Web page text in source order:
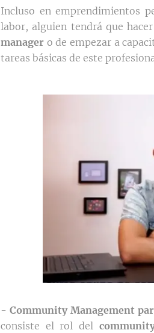
Incluso en emprendimientos
labor, alguien tendrá que
manager o de empezar a
tareas básicas de este
- Community Management
consiste el rol del